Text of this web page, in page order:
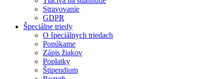
Stravovanie
GDPR
Špeciálne triedy
O špeciálnych triedach
Ponúkame
Zápis žiakov
Poplatky
Štipendium